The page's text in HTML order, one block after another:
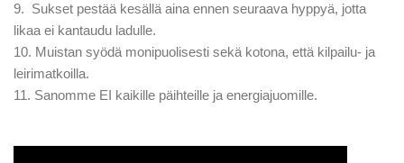
9. Sukset pestää kesällä aina ennen seuraava hyppyä, jotta
likaa ei kantaudu ladulle.
10. Muistan syödä monipuolisesti sekä kotona, että kilpailu- ja
leirimatkoilla.
11. Sanomme EI kaikille päihteille ja energiajuomille.